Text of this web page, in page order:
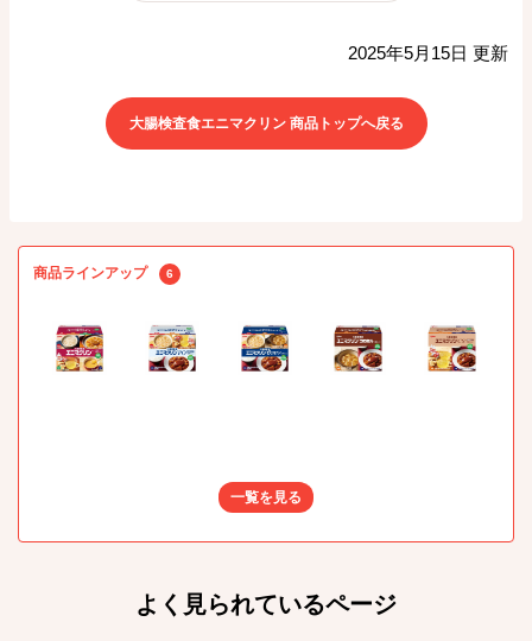
2025年5月15日 更新
大腸検査食エニマクリン 商品トップへ戻る
商品ラインアップ 6
一覧を見る
よく見られているページ